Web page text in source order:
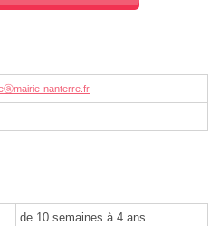
nanterre.fr
de 10 semaines à 4 ans